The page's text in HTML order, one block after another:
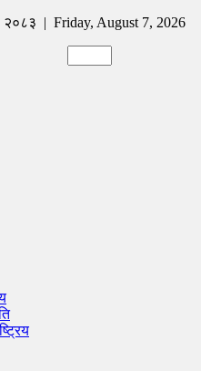
२०८३ | Friday, August 7, 2026